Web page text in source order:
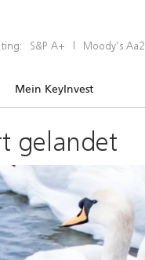
S&P A+ | Moody’s Aa2
Mein KeyInvest
gelandet